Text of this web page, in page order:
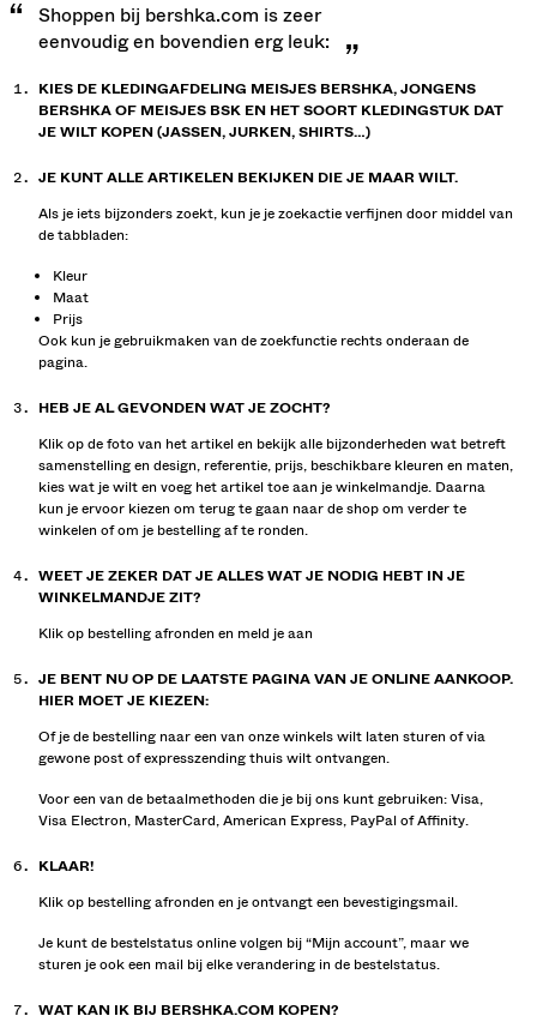
Shoppen bij bershka.com is zeer
eenvoudig en bovendien erg leuk:
KIES DE KLEDINGAFDELING MEISJES BERSHKA, JONGENS
BERSHKA OF MEISJES BSK EN HET SOORT KLEDINGSTUK DAT
JE WILT KOPEN (JASSEN, JURKEN, SHIRTS…)
JE KUNT ALLE ARTIKELEN BEKIJKEN DIE JE MAAR WILT.
Als je iets bijzonders zoekt, kun je je zoekactie verfijnen door middel van
de tabbladen:
Kleur
Maat
Prijs
Ook kun je gebruikmaken van de zoekfunctie rechts onderaan de
pagina.
HEB JE AL GEVONDEN WAT JE ZOCHT?
Klik op de foto van het artikel en bekijk alle bijzonderheden wat betreft
samenstelling en design, referentie, prijs, beschikbare kleuren en maten,
kies wat je wilt en voeg het artikel toe aan je winkelmandje. Daarna
kun je ervoor kiezen om terug te gaan naar de shop om verder te
winkelen of om je bestelling af te ronden.
WEET JE ZEKER DAT JE ALLES WAT JE NODIG HEBT IN JE
WINKELMANDJE ZIT?
Klik op bestelling afronden en meld je aan
JE BENT NU OP DE LAATSTE PAGINA VAN JE ONLINE AANKOOP.
HIER MOET JE KIEZEN:
Of je de bestelling naar een van onze winkels wilt laten sturen of via
gewone post of expresszending thuis wilt ontvangen.
Voor een van de betaalmethoden die je bij ons kunt gebruiken: Visa,
Visa Electron, MasterCard, American Express, PayPal of Affinity.
KLAAR!
Klik op bestelling afronden en je ontvangt een bevestigingsmail.
Je kunt de bestelstatus online volgen bij “Mijn account”, maar we
sturen je ook een mail bij elke verandering in de bestelstatus.
WAT KAN IK BIJ BERSHKA.COM KOPEN?